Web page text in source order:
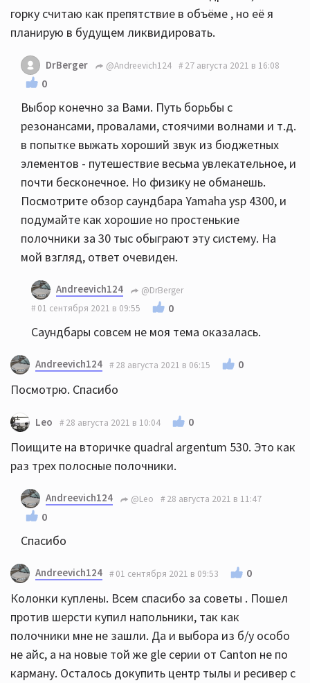
горку считаю как препятствие в объёме , но её я
планирую в будущем ликвидировать.
DrBerger @Andreevich124 27 августа 2021 в 16:08
0
Выбор конечно за Вами. Путь борьбы с
резонансами, провалами, стоячими волнами и т.д.
в попытке выжать хороший звук из бюджетных
элементов - путешествие весьма увлекательное, и
почти бесконечное. Но физику не обманешь.
Посмотрите обзор саундбара Yamaha ysp 4300, и
подумайте как хорошие но простенькие
полочники за 30 тыс обыграют эту систему. На
мой взгляд, ответ очевиден.
Andreevich124
@DrBerger
01 сентября 2021 в 09:55
0
Саундбары совсем не моя тема оказалась.
Andreevich124 28 августа 2021 в 06:15 0
Посмотрю. Спасибо
Leo 28 августа 2021 в 10:04 0
Поищите на вторичке quadral argentum 530. Это как
раз трех полосные полочники.
Andreevich124 @Leo 28 августа 2021 в 11:47
0
Спасибо
Andreevich124 01 сентября 2021 в 09:53 0
Колонки куплены. Всем спасибо за советы . Пошел
против шерсти купил напольники, так как
полочники мне не зашли. Да и выбора из б/у особо
не айс, а на новые той же gle серии от Canton не по
карману. Осталось докупить центр тылы и ресивер с